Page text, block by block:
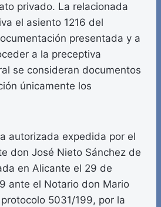
privado. La relacionada
el asiento 1216 del
presentada y a
a la preceptiva
se consideran documentos
únicamente los
autorizada expedida por el
don José Nieto Sánchez de
en Alicante el 29 de
ante el Notario don Mario
5031/199, por la